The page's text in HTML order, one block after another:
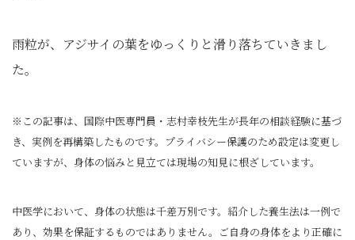
雨粒が、アジサイの葉をゆっくりと滑り落ちていきまし
た。
※この記事は、国際中医専門員・志村幸枝先生が長年の相談経験に基づ
き、実例を再構築したものです。プライバシー保護のため設定は変更し
ていますが、身体の悩みと見立ては現場の知見に根ざしています。
中医学において、身体の状態は千差万別です。紹介した養生法は一例で
あり、効果を保証するものではありません。ご自身の身体をより正確に